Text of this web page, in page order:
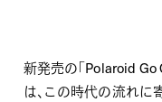
新発売の「Polaroid Go
は、この時代の流れに